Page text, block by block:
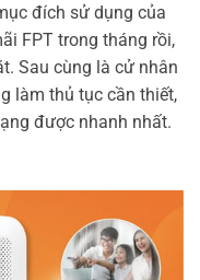
đích sử dụng của
FPT trong tháng rồi,
Sau cùng là cử nhân
làm thủ tục cần thiết,
được nhanh nhất.